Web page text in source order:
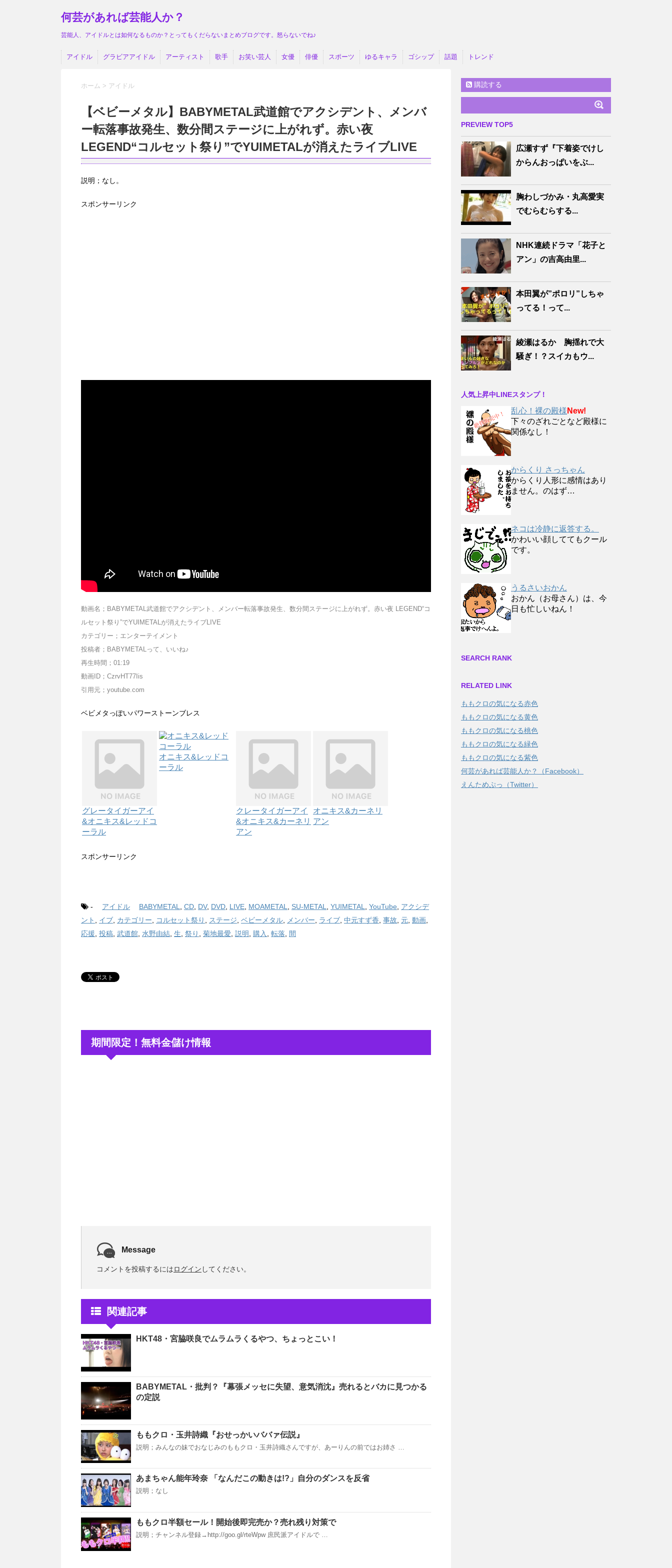
何芸があれば芸能人か？
芸能人、アイドルとは如何なるものか？とってもくだらないまとめブログです。怒らないでね♪
アイドル グラビアアイドル アーティスト 歌手 お笑い芸人 女優 俳優 スポーツ ゆるキャラ ゴシップ 話題 トレンド
ホーム > アイドル
【ベビーメタル】BABYMETAL武道館でアクシデント、メンバ
ー転落事故発生、数分間ステージに上がれず。赤い夜
LEGEND“コルセット祭り”でYUIMETALが消えたライブLIVE
説明；なし。
スポンサーリンク
動画名；BABYMETAL武道館でアクシデント、メンバー転落事故発生、数分間ステージに上がれず。赤い夜 LEGEND“コ
ルセット祭り”でYUIMETALが消えたライブLIVE
カテゴリー；エンターテイメント
投稿者；BABYMETALって、いいね♪
再生時間；01:19
動画ID；CzrvHT77Iis
引用元；youtube.com
ベビメタっぽいパワーストーンブレス
グレータイガーアイ
&オニキス&レッドコ
ーラル
オニキス&レッドコ
ーラル
クレータイガーアイ
&オニキス&カーネリ
アン
オニキス&カーネリ
アン
スポンサーリンク
- アイドル BABYMETAL CD DV, DVD LIVE MOAMETAL SU-METAL YUIMETAL YouTube
アクシデ
ント
イブ カテゴリー コルセット祭り ステージ ベビーメタル メンバー ライブ 中元すず香 事故 元 動画
応援 投稿 武道館 水野由結 生 祭り 菊地最愛 説明 購入 転落 間
期間限定！無料金儲け情報
Message
コメントを投稿するにはログイン してください。
関連記事
HKT48・宮脇咲良でムラムラくるやつ、ちょっとこい！
BABYMETAL・批判？『幕張メッセに失望、意気消沈』売れるとバカに見つかる
の定説
ももクロ・玉井詩織『おせっかいババァ伝説』
説明；みんなの妹でおなじみのももクロ・玉井詩織さんですが、あーりんの前ではお姉さ …
あまちゃん能年玲奈 「なんだこの動きは!?」自分のダンスを反省
説明；なし
ももクロ半額セール！開始後即完売か？売れ残り対策で
説明；チャンネル登録→http://goo.gl/rteWpw 庶民派アイドルで …
購読する
PREVIEW TOP5
広瀬すず『下着姿でけし
からんおっぱいをぶ...
胸わしづかみ・丸高愛実
でむらむらする...
NHK連続ドラマ「花子と
アン」の吉高由里...
本田翼が”ポロリ”しちゃ
ってる！って...
綾瀬はるか 胸揺れで大
騒ぎ！？スイカもウ...
人気上昇中LINEスタンプ！
乱心！裸の殿様 New!
下々のざれごとなど殿様に
関係なし！
からくり さっちゃん
からくり人形に感情はあり
ません。のはず…
ネコは冷静に返答する。
かわいい顔しててもクール
です。
うるさいおかん
おかん（お母さん）は、今
日も忙しいねん！
SEARCH RANK
RELATED LINK
ももクロの気になる赤色
ももクロの気になる黄色
ももクロの気になる桃色
ももクロの気になる緑色
ももクロの気になる紫色
何芸があれば芸能人か？（Facebook）
えんためぷっ（Twitter）